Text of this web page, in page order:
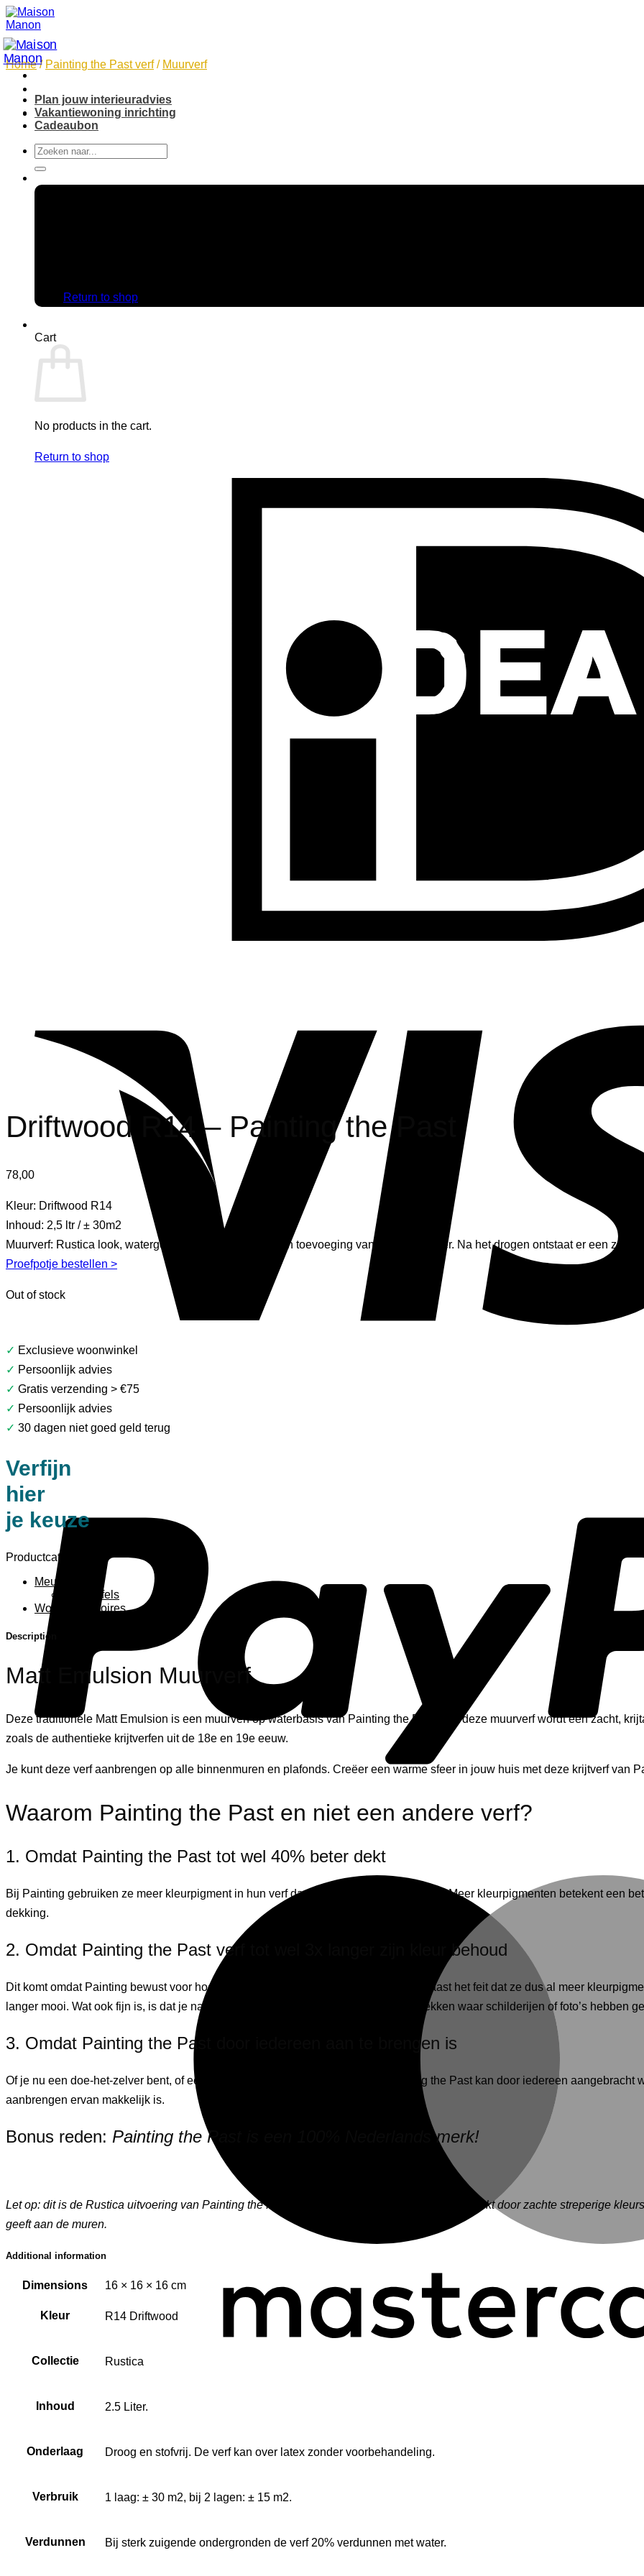
Skip
to
content
Plan jouw interieuradvies
Vakantiewoning inrichting
Cadeaubon
Search
for:
Return to shop
Cart
No products in the cart.
Return to shop
Home / Painting the Past verf / Muurverf
Driftwood R14 – Painting the Past
78,00
Kleur: Driftwood R14
Inhoud: 2,5 ltr / ± 30m2
Muurverf: Rustica look, watergedragen muurverf met een toevoeging van marmerpoeder. Na het drogen ontstaat er een zacht
Proefpotje bestellen >
Out of stock
✓ Exclusieve woonwinkel
✓ Persoonlijk advies
✓ Gratis verzending > €75
✓ Persoonlijk advies
✓ 30 dagen niet goed geld terug
Verfijn
hier
je keuze
Productcategorieën
Meubels
Bijzettafels
Woonaccessoires
Description
Matt Emulsion Muurverf
Deze traditionele Matt Emulsion is een muurverf op waterbasis van Painting the Past. Met deze muurverf wordt een zacht,
zoals de authentieke krijtverfen uit de 18e en 19e eeuw.
Je kunt deze verf aanbrengen op alle binnenmuren en plafonds. Creëer een warme sfeer in jouw huis met deze krijtverf van
Waarom Painting the Past en niet een andere verf?
1. Omdat Painting the Past tot wel 40% beter dekt
Bij Painting gebruiken ze meer kleurpigment in hun verf dan normale synthetische verf. Meer kleurpigmenten betekent een
dekking.
2. Omdat Painting the Past verf tot wel 3x langer zijn kleur behoud
Dit komt omdat Painting bewust voor hoogwaardige natuurlijke ingrediënten kiest, naast het feit dat ze dus al meer
langer mooi. Wat ook fijn is, is dat je na langere tijd geen kleurverschillen ziet op plekken waar schilderijen of foto’s hebben
3. Omdat Painting the Past door iedereen aan te brengen is
Of je nu een doe-het-zelver bent, of een professioneel schilder, de verf van Painting the Past kan door iedereen
aanbrengen ervan makkelijk is.
Bonus reden: Painting the Past is een 100% Nederlands merk!
Let op: dit is de Rustica uitvoering van Painting the Past. Dit houdt in dat deze verf zich kenmerkt door zachte streperige
geeft aan de muren.
Additional information
Dimensions 16 × 16 × 16 cm
Kleur R14 Driftwood
Collectie Rustica
Inhoud 2.5 Liter.
Onderlaag Droog en stofvrij. De verf kan over latex zonder voorbehandeling.
Verbruik 1 laag: ± 30 m2, bij 2 lagen: ± 15 m2.
Verdunnen Bij sterk zuigende ondergronden de verf 20% verdunnen met water.